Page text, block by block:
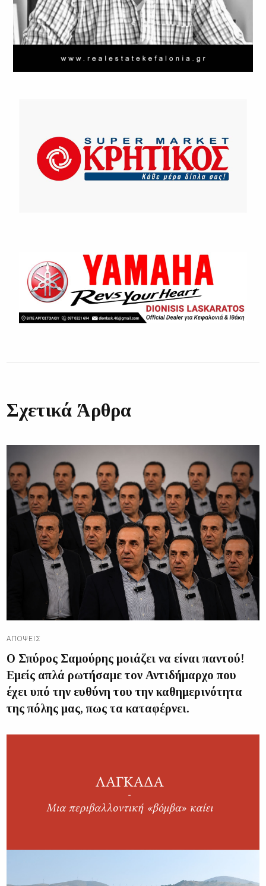
Σχετικά Άρθρα
ΑΠΌΨΕΙΣ
Ο Σπύρος Σαμούρης μοιάζει να είναι παντού!
Εμείς απλά ρωτήσαμε τον Αντιδήμαρχο που
έχει υπό την ευθύνη του την καθημερινότητα
της πόλης μας, πως τα καταφέρνει.